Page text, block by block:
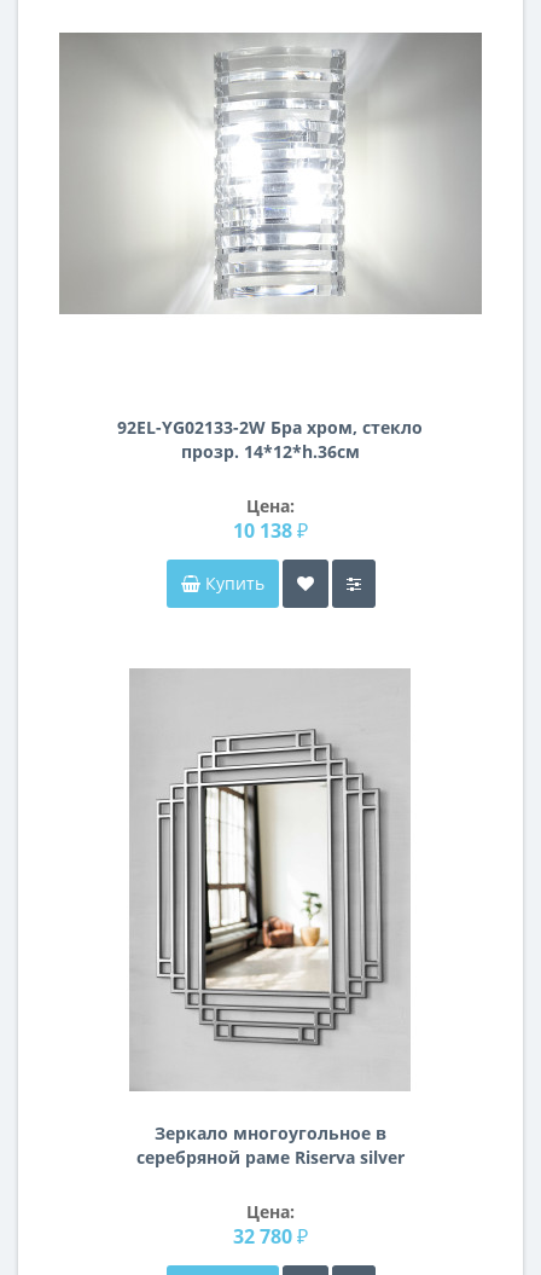
92EL-YG02133-2W Бра хром, стекло
прозр. 14*12*h.36см
Цена:
10 138 ₽
Купить
Зеркало многоугольное в
серебряной раме Riserva silver
Цена:
32 780 ₽